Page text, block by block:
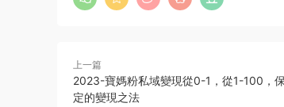
上一篇
2023-寶媽粉私域變現從0-1，從1-100，
定的變現之法